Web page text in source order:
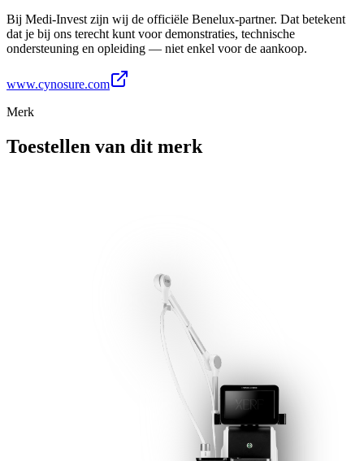
Bij Medi-Invest zijn wij de officiële Benelux-partner. Dat betekent
dat je bij ons terecht kunt voor demonstraties, technische
ondersteuning en opleiding — niet enkel voor de aankoop.
www.cynosure.com
Merk
Toestellen van dit merk